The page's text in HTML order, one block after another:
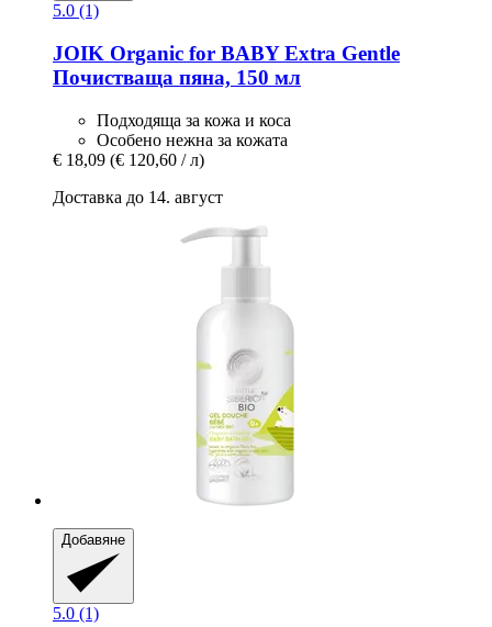
5.0 (1)
JOIK Organic for BABY Extra Gentle
Почистваща пяна, 150 мл
Подходяща за кожа и коса
Особено нежна за кожата
€ 18,09 (€ 120,60 / л)
Доставка до 14. август
Добавяне
5.0 (1)